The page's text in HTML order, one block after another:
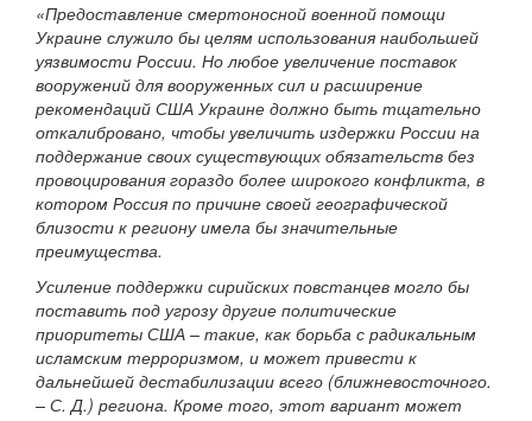
«Предоставление смертоносной военной помощи
Украине служило бы целям использования наибольшей
уязвимости России. Но любое увеличение поставок
вооружений для вооруженных сил и расширение
рекомендаций США Украине должно быть тщательно
откалибровано, чтобы увеличить издержки России на
поддержание своих существующих обязательств без
провоцирования гораздо более широкого конфликта, в
котором Россия по причине своей географической
близости к региону имела бы значительные
преимущества.
Усиление поддержки сирийских повстанцев могло бы
поставить под угрозу другие политические
приоритеты США – такие, как борьба с радикальным
исламским терроризмом, и может привести к
дальнейшей дестабилизации всего (ближневосточного.
– С. Д.) региона. Кроме того, этот вариант может